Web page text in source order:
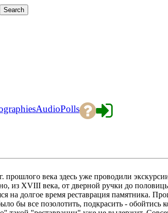
AudioPolls
века здесь уже проводили
из XVIII века, от дверной ручки до
на долгое время реставрация памятника.
бы все позолотить, подкрасить - обойтись